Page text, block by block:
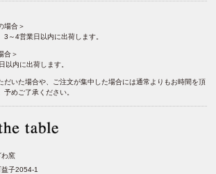
場合＞
3～4営業日以内に出荷します。
合＞
以内に出荷します。
だいた場合や、ご注文が集中した場合には通常よりもお時間を頂
めご了承ください。
わ窯
子2054-1